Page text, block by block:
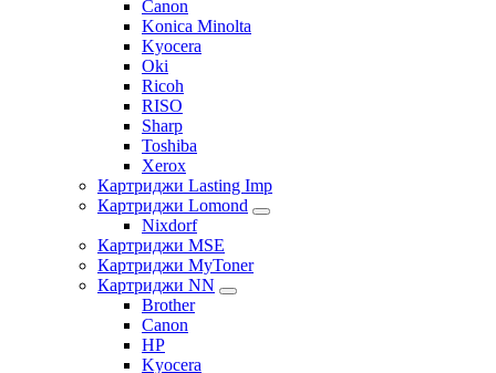
Canon
Konica Minolta
Kyocera
Oki
Ricoh
RISO
Sharp
Toshiba
Xerox
Картриджи Lasting Imp
Картриджи Lomond
Nixdorf
Картриджи MSE
Картриджи MyToner
Картриджи NN
Brother
Canon
HP
Kyocera